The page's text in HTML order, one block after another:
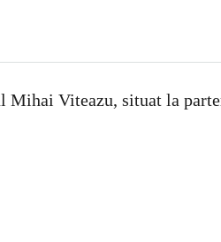
Viteazu, situat la